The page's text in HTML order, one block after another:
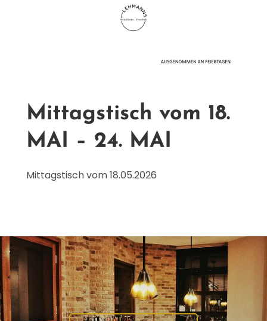
Mittagstisch vom 18.
MAI – 24. MAI
Mittagstisch vom 18.05.2026